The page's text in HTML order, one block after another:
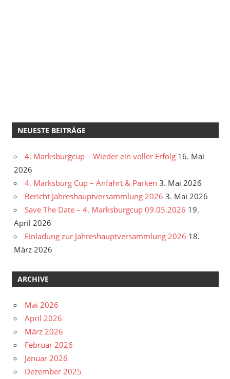
NEUESTE BEITRÄGE
4. Marksburgcup – Wieder ein voller Erfolg 16. Mai
2026
4. Marksburg Cup – Anfahrt & Parken 3. Mai 2026
Bericht Jahreshauptversammlung 2026 3. Mai 2026
Save The Date – 4. Marksburgcup 09.05.2026 19.
April 2026
Einladung zur Jahreshauptversammlung 2026 18.
März 2026
ARCHIVE
Mai 2026
April 2026
März 2026
Februar 2026
Januar 2026
Dezember 2025